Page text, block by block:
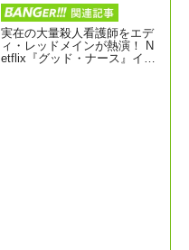
実在の大量殺人看護師をエデ
ィ・レッドメインが熱演！ N
etflix『グッド・ナース』イン